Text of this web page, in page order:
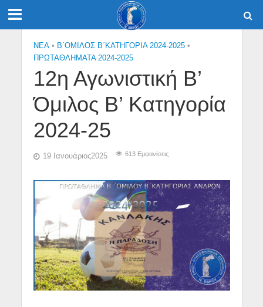
NEA • Β΄ΟΜΙΛΟΣ Β΄ΚΑΤΗΓΟΡΙΑ 2024-2025 •
ΠΡΩΤΑΘΛΗΜΑΤΑ 2024-2025
12η Αγωνιστική Β’
Όμιλος Β’ Κατηγορία
2024-25
19 Ιανουάριος2025 613 Εμφανίσεις